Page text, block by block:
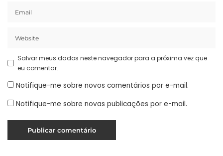
Salvar meus dados neste navegador para a próxima vez que
eu comentar.
Notifique-me sobre novos comentários por e-mail.
Notifique-me sobre novas publicações por e-mail.